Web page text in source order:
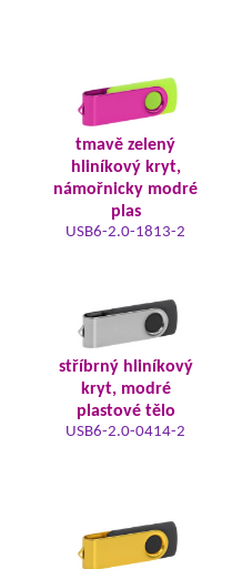
tmavě zelený
hliníkový kryt,
námořnicky modré
plas
USB6-2.0-1813-2
stříbrný hliníkový
kryt, modré
plastové tělo
USB6-2.0-0414-2